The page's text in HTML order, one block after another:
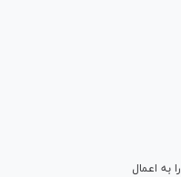
به اعمال